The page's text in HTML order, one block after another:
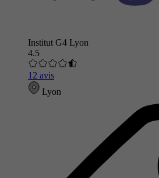
Institut G4 Lyon
4.5
12 avis
Lyon